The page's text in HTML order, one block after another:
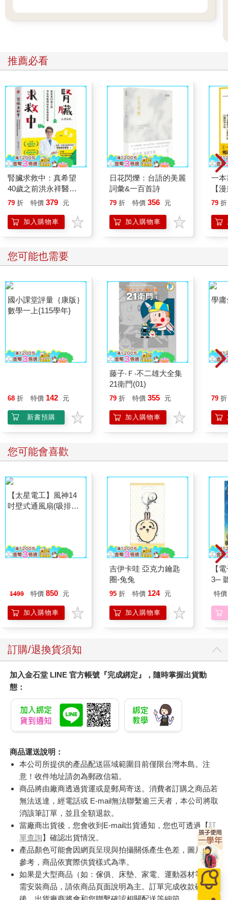
推薦必看
腎臟求救中：真希望
40歲之前洪永祥醫師
就告訴我這些事
79 折 特價 379 元
加入購物車
日花閃爍：台語的美麗
詞彙&一百首詩
79 折 特價 356 元
加入購物車
一
【
行
「
學方
79 折
您可能也需要
國小課堂評量｛康版｝
數學一上{115學年}
68 折 特價 142 元
新書預購
藤子‧Ｆ‧不二雄大全集
21衛門(01)
79 折 特價 355 元
加入購物車
79 折
您可能會喜歡
機)
1499 特價 850 元
加入購物車
吉伊卡哇 亞克力鑰匙
圈-兔兔
95 折 特價 124 元
加入購物車
【
3─
現
特價
訂購/退換貨須知
加入金石堂 LINE 官方帳號『完成綁定』，隨時掌握出貨動
態：
商品運送說明：
本公司所提供的產品配送區域範圍目前僅限台灣本島。注
意！收件地址請勿為郵政信箱。
商品將由廠商透過貨運或是郵局寄送。消費者訂購之商品若
無法送達，經電話或 E-mail無法聯繫逾三天者，本公司將取
消該筆訂單，並且全額退款。
當廠商出貨後，您會收到E-mail出貨通知，您也可透過【訂
單查詢】確認出貨情況。
產品顏色可能會因網頁呈現與拍攝關係產生色差，圖片僅供
參考，商品依實際供貨樣式為準。
如果是大型商品（如：傢俱、床墊、家電、運動器材等）及
需安裝商品，請依商品頁面說明為主。訂單完成收款確認